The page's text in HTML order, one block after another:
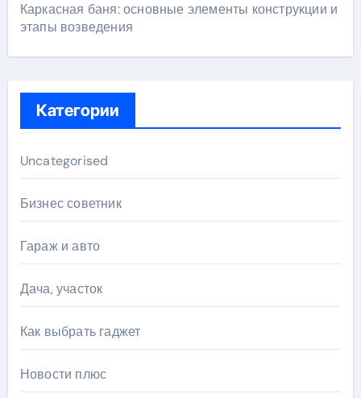
Каркасная баня: основные элементы конструкции и
этапы возведения
Категории
Uncategorised
Бизнес советник
Гараж и авто
Дача, участок
Как выбрать гаджет
Новости плюс